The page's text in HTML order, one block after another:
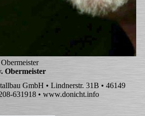
Obermeister
GmbH • Lindnerstr. 31B • 46149
631918 • www.donicht.info